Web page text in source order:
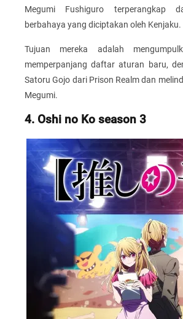
Megumi Fushiguro terperangkap
berbahaya yang diciptakan oleh Kenjaku.
Tujuan mereka adalah
memperpanjang daftar aturan baru,
Satoru Gojo dari Prison Realm dan
Megumi.
4. Oshi no Ko season 3